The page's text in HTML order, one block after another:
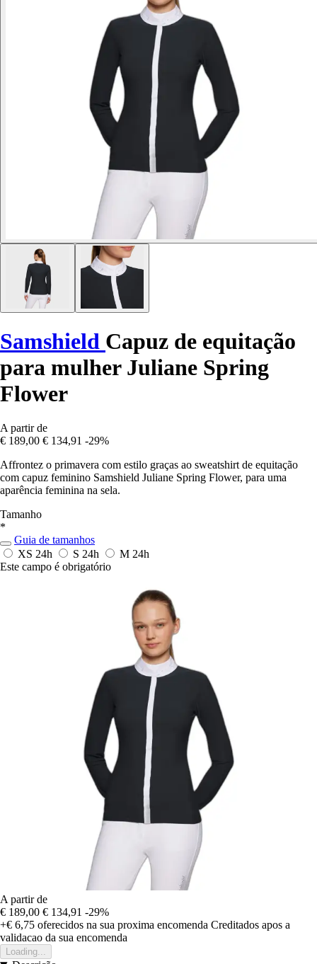
Samshield Capuz de equitação
para mulher Juliane Spring
Flower
A partir de
€ 189,00 € 134,91 -29%
Affrontez o primavera com estilo graças ao sweatshirt de equitação
com capuz feminino Samshield Juliane Spring Flower, para uma
aparência feminina na sela.
Tamanho
*
Guia de tamanhos
XS 24h S 24h M 24h
Este campo é obrigatório
A partir de
€ 189,00 € 134,91 -29%
+€ 6,75 oferecidos na sua proxima encomenda Creditados apos a
validacao da sua encomenda
Loading...